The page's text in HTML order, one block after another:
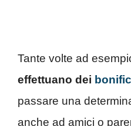
Tante volte ad
effettuano dei
passare una
anche ad amici o